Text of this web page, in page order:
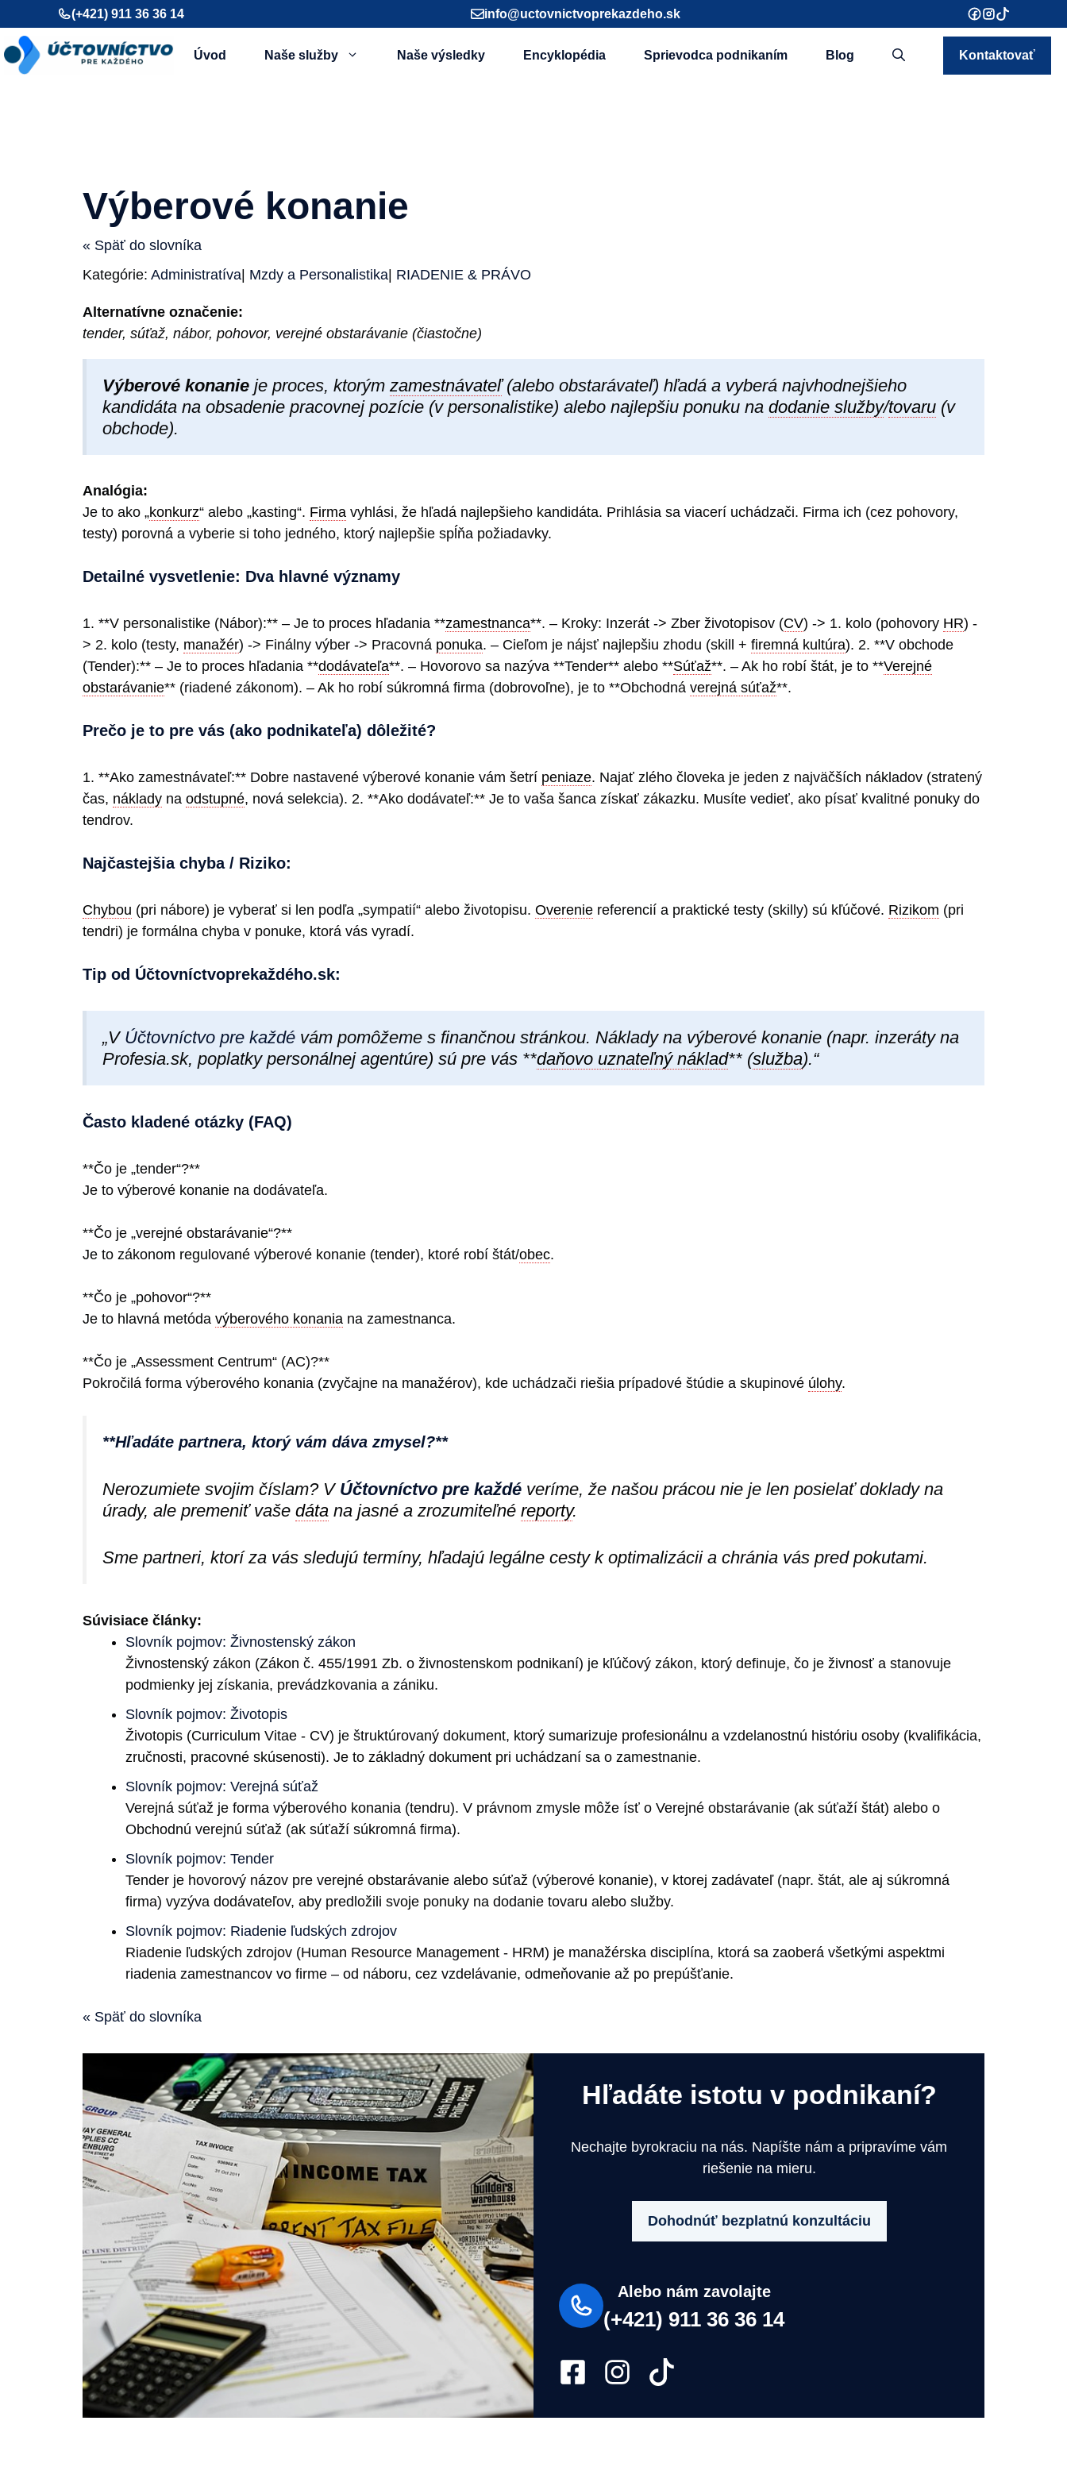
Preskočiť
na
obsah
(+421) 911 36 36 14 info@uctovnictvoprekazdeho.sk
Úvod Naše služby Naše výsledky Encyklopédia Sprievodca podnikaním Blog Kontaktovať
Výberové konanie
« Späť do slovníka
Kategórie: Administratíva Mzdy a Personalistika RIADENIE & PRÁVO
Alternatívne označenie:
tender, súťaž, nábor, pohovor, verejné obstarávanie (čiastočne)
Výberové konanie je proces, ktorým zamestnávateľ(alebo obstarávateľ) hľadá a vyberá najvhodnejšieho
kandidáta na obsadenie pracovnej pozície (v personalistike) alebo najlepšiu ponuku na dodanie služby/tovaru (v
obchode).
Analógia:
Je to ako „konkurz“ alebo „kasting“. Firma vyhlási, že hľadá najlepšieho kandidáta. Prihlásia sa viacerí uchádzači. Firma ich (cez pohovory,
testy) porovná a vyberie si toho jedného, ktorý najlepšie spĺňa požiadavky.
Detailné vysvetlenie: Dva hlavné významy
1. **V personalistike (Nábor):** – Je to proces hľadania **zamestnanca**. – Kroky: Inzerát -> Zber životopisov (CV) -> 1. kolo (pohovory HR) -
> 2. kolo (testy, manažér) -> Finálny výber -> Pracovná ponuka. – Cieľom je nájsť najlepšiu zhodu (skill + firemná kultúra). 2. **V obchode
(Tender):** – Je to proces hľadania **dodávateľa**. – Hovorovo sa nazýva **Tender** alebo **Súťaž**. – Ak ho robí štát, je to **Verejné
obstarávanie** (riadené zákonom). – Ak ho robí súkromná firma (dobrovoľne), je to **Obchodná verejná súťaž**.
Prečo je to pre vás (ako podnikateľa) dôležité?
1. **Ako zamestnávateľ:** Dobre nastavené výberové konanie vám šetrí peniaze. Najať zlého človeka je jeden z najväčších nákladov (stratený
čas, náklady na odstupné, nová selekcia). 2. **Ako dodávateľ:** Je to vaša šanca získať zákazku. Musíte vedieť, ako písať kvalitné ponuky do
tendrov.
Najčastejšia chyba / Riziko:
Chybou (pri nábore) je vyberať si len podľa „sympatií“ alebo životopisu. Overenie referencií a praktické testy (skilly) sú kľúčové. Rizikom (pri
tendri) je formálna chyba v ponuke, ktorá vás vyradí.
Tip od Účtovníctvoprekaždéh​o.sk:
„V Účtovníctvo pre každé vám pomôžeme s finančnou stránkou. Náklady na výberové konanie (napr. inzeráty na
Profesia.sk, poplatky personálnej agentúre) sú pre vás **daňovo uznateľný náklad** (služba).“
Často kladené otázky (FAQ)
**Čo je „tender“?**
Je to výberové konanie na dodávateľa.
**Čo je „verejné obstarávanie“?**
Je to zákonom regulované výberové konanie (tender), ktoré robí štát/obec.
**Čo je „pohovor“?**
Je to hlavná metóda výberového konania na zamestnanca.
**Čo je „Assessment Centrum“ (AC)?**
Pokročilá forma výberového konania (zvyčajne na manažérov), kde uchádzači riešia prípadové štúdie a skupinové úlohy.
**Hľadáte partnera, ktorý vám dáva zmysel?**
Nerozumiete svojim číslam? V Účtovníctvo pre každé veríme, že našou prácou nie je len posielať doklady na
úrady, ale premeniť vaše dáta na jasné a zrozumiteľné reporty.
Sme partneri, ktorí za vás sledujú termíny, hľadajú legálne cesty k optimalizácii a chránia vás pred pokutami.
Súvisiace články:
Slovník pojmov: Živnostenský zákon
Živnostenský zákon (Zákon č. 455/1991 Zb. o živnostenskom podnikaní) je kľúčový zákon, ktorý definuje, čo je živnosť a stanovuje
podmienky jej získania, prevádzkovania a zániku.
Slovník pojmov: Životopis
Životopis (Curriculum Vitae - CV) je štruktúrovaný dokument, ktorý sumarizuje profesionálnu a vzdelanostnú históriu osoby (kvalifikácia,
zručnosti, pracovné skúsenosti). Je to základný dokument pri uchádzaní sa o zamestnanie.
Slovník pojmov: Verejná súťaž
Verejná súťaž je forma výberového konania (tendru). V právnom zmysle môže ísť o Verejné obstarávanie (ak súťaží štát) alebo o
Obchodnú verejnú súťaž (ak súťaží súkromná firma).
Slovník pojmov: Tender
Tender je hovorový názov pre verejné obstarávanie alebo súťaž (výberové konanie), v ktorej zadávateľ (napr. štát, ale aj súkromná
firma) vyzýva dodávateľov, aby predložili svoje ponuky na dodanie tovaru alebo služby.
Slovník pojmov: Riadenie ľudských zdrojov
Riadenie ľudských zdrojov (Human Resource Management - HRM) je manažérska disciplína, ktorá sa zaoberá všetkými aspektmi
riadenia zamestnancov vo firme – od náboru, cez vzdelávanie, odmeňovanie až po prepúšťanie.
« Späť do slovníka
Hľadáte istotu v podnikaní?
Nechajte byrokraciu na nás. Napíšte nám a pripravíme vám
riešenie na mieru.
Dohodnúť bezplatnú konzultáciu
Alebo nám zavolajte
(+421) 911 36 36 14